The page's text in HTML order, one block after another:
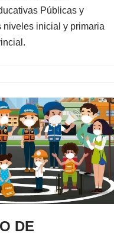
Públicas y
niveles inicial y primaria
DE